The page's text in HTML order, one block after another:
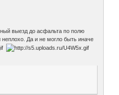
выезд до асфальта по полю
Да и не могло быть иначе